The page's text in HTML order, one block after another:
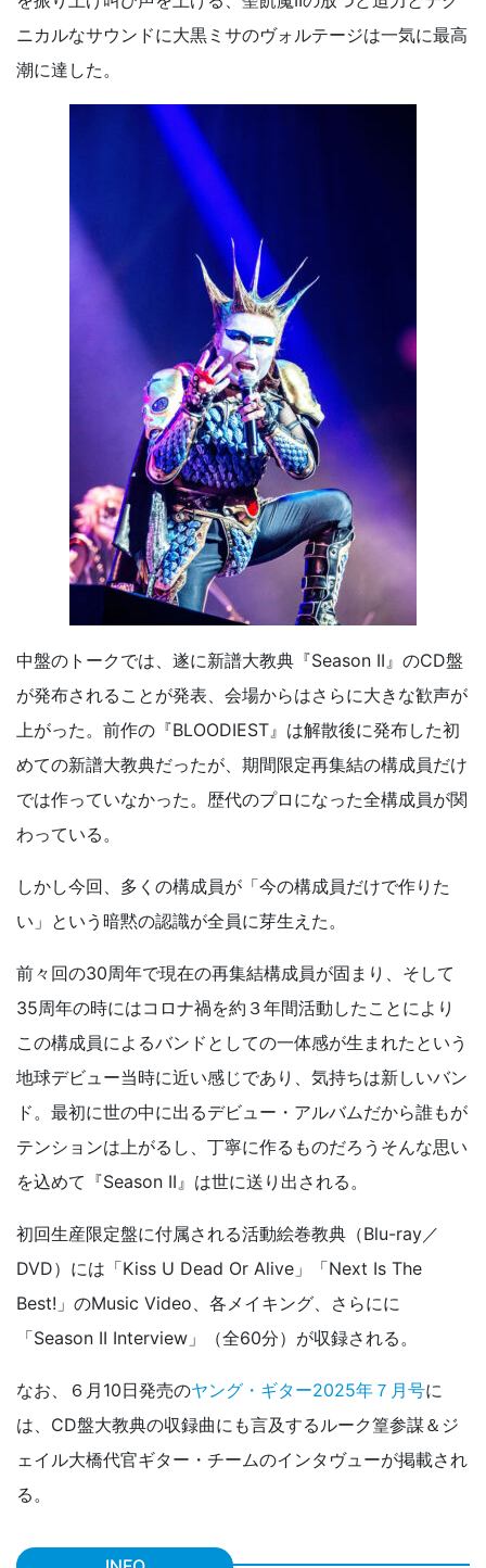
ニカルなサウンドに大黒ミサのヴォルテージは一気に最高
潮に達した。
中盤のトークでは、遂に新譜大教典『Season II』のCD盤
が発布されることが発表、会場からはさらに大きな歓声が
上がった。前作の『BLOODIEST』は解散後に発布した初
めての新譜大教典だったが、期間限定再集結の構成員だけ
では作っていなかった。歴代のプロになった全構成員が関
わっている。
しかし今回、多くの構成員が「今の構成員だけで作りた
い」という暗黙の認識が全員に芽生えた。
前々回の30周年で現在の再集結構成員が固まり、そして
35周年の時にはコロナ禍を約３年間活動したことにより
この構成員によるバンドとしての一体感が生まれたという
地球デビュー当時に近い感じであり、気持ちは新しいバン
ド。最初に世の中に出るデビュー・アルバムだから誰もが
テンションは上がるし、丁寧に作るものだろうそんな思い
を込めて『Season II』は世に送り出される。
初回生産限定盤に付属される活動絵巻教典（Blu-ray／
DVD）には「Kiss U Dead Or Alive」「Next Is The
Best!」のMusic Video、各メイキング、さらにに
「Season II Interview」（全60分）が収録される。
なお、６月10日発売のヤング・ギター2025年７月号に
は、CD盤大教典の収録曲にも言及するルーク篁参謀＆ジ
ェイル大橋代官ギター・チームのインタヴューが掲載され
る。